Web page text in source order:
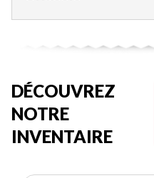
DÉCOUVREZ
NOTRE
INVENTAIRE